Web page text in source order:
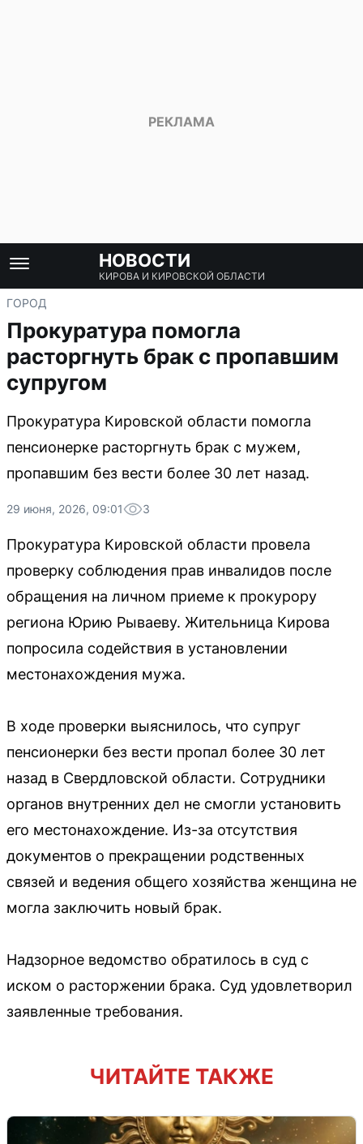
НОВОСТИ
КИРОВА И КИРОВСКОЙ ОБЛАСТИ
ГОРОД
Прокуратура помогла
расторгнуть брак с пропавшим
супругом
Прокуратура Кировской области помогла
пенсионерке расторгнуть брак с мужем,
пропавшим без вести более 30 лет назад.
29 июня, 2026, 09:01 3
Прокуратура Кировской области провела
проверку соблюдения прав инвалидов после
обращения на личном приеме к прокурору
региона Юрию Рываеву. Жительница Кирова
попросила содействия в установлении
местонахождения мужа.
В ходе проверки выяснилось, что супруг
пенсионерки без вести пропал более 30 лет
назад в Свердловской области. Сотрудники
органов внутренних дел не смогли установить
его местонахождение. Из-за отсутствия
документов о прекращении родственных
связей и ведения общего хозяйства женщина не
могла заключить новый брак.
Надзорное ведомство обратилось в суд с
иском о расторжении брака. Суд удовлетворил
заявленные требования.
ЧИТАЙТЕ ТАКЖЕ